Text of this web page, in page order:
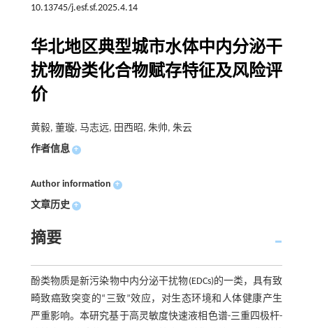
10.13745/j.esf.sf.2025.4.14
华北地区典型城市水体中内分泌干
扰物酚类化合物赋存特征及风险评
价
黄毅, 董璇, 马志远, 田西昭, 朱帅, 朱云
作者信息 +
Author information +
文章历史 +
摘要
酚类物质是新污染物中内分泌干扰物(EDCs)的一类，具有致
畸致癌致突变的“三致”效应，对生态环境和人体健康产生
严重影响。本研究基于高灵敏度快速液相色谱-三重四极杆-